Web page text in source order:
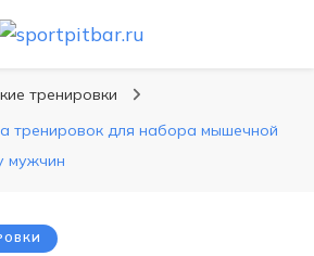
упражнения, правильные
программы тренировок
тренировки
тренировок для набора мышечной
мужчин